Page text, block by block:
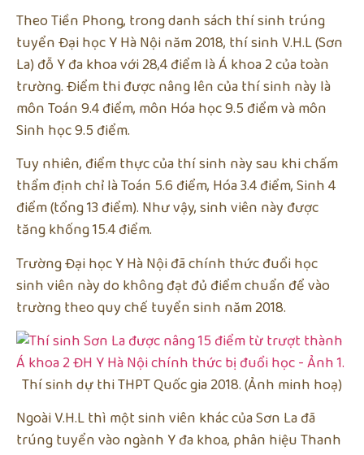
Theo Tiền Phong, trong danh sách thí sinh trúng
tuyển Đại học Y Hà Nội năm 2018, thí sinh V.H.L (Sơn
La) đỗ Y đa khoa với 28,4 điểm là Á khoa 2 của toàn
trường. Điểm thi được nâng lên của thí sinh này là
môn Toán 9.4 điểm, môn Hóa học 9.5 điểm và môn
Sinh học 9.5 điểm.
Tuy nhiên, điểm thực của thí sinh này sau khi chấm
thẩm định chỉ là Toán 5.6 điểm, Hóa 3.4 điểm, Sinh 4
điểm (tổng 13 điểm). Như vậy, sinh viên này được
tăng khống 15.4 điểm.
Trường Đại học Y Hà Nội đã chính thức đuổi học
sinh viên này do không đạt đủ điểm chuẩn để vào
trường theo quy chế tuyển sinh năm 2018.
Thí sinh dự thi THPT Quốc gia 2018. (Ảnh minh hoạ)
Ngoài V.H.L thì một sinh viên khác của Sơn La đã
trúng tuyển vào ngành Y đa khoa, phân hiệu Thanh